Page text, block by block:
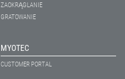
ZAOKRĄGLANIE
GRATOWANIE
MYOTEC
CUSTOMER PORTAL